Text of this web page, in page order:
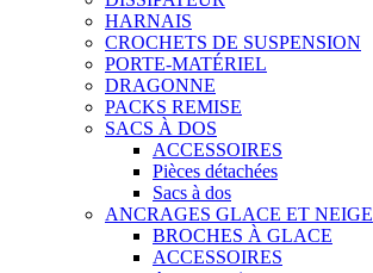
HARNAIS
CROCHETS DE SUSPENSION
PORTE-MATÉRIEL
DRAGONNE
PACKS REMISE
SACS À DOS
ACCESSOIRES
Pièces détachées
Sacs à dos
ANCRAGES GLACE ET NEIGE
BROCHES À GLACE
ACCESSOIRES